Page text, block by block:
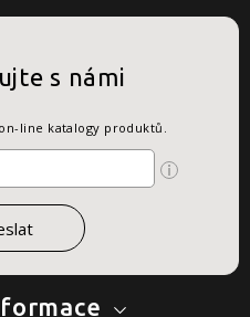
s námi
line katalogy produktů.